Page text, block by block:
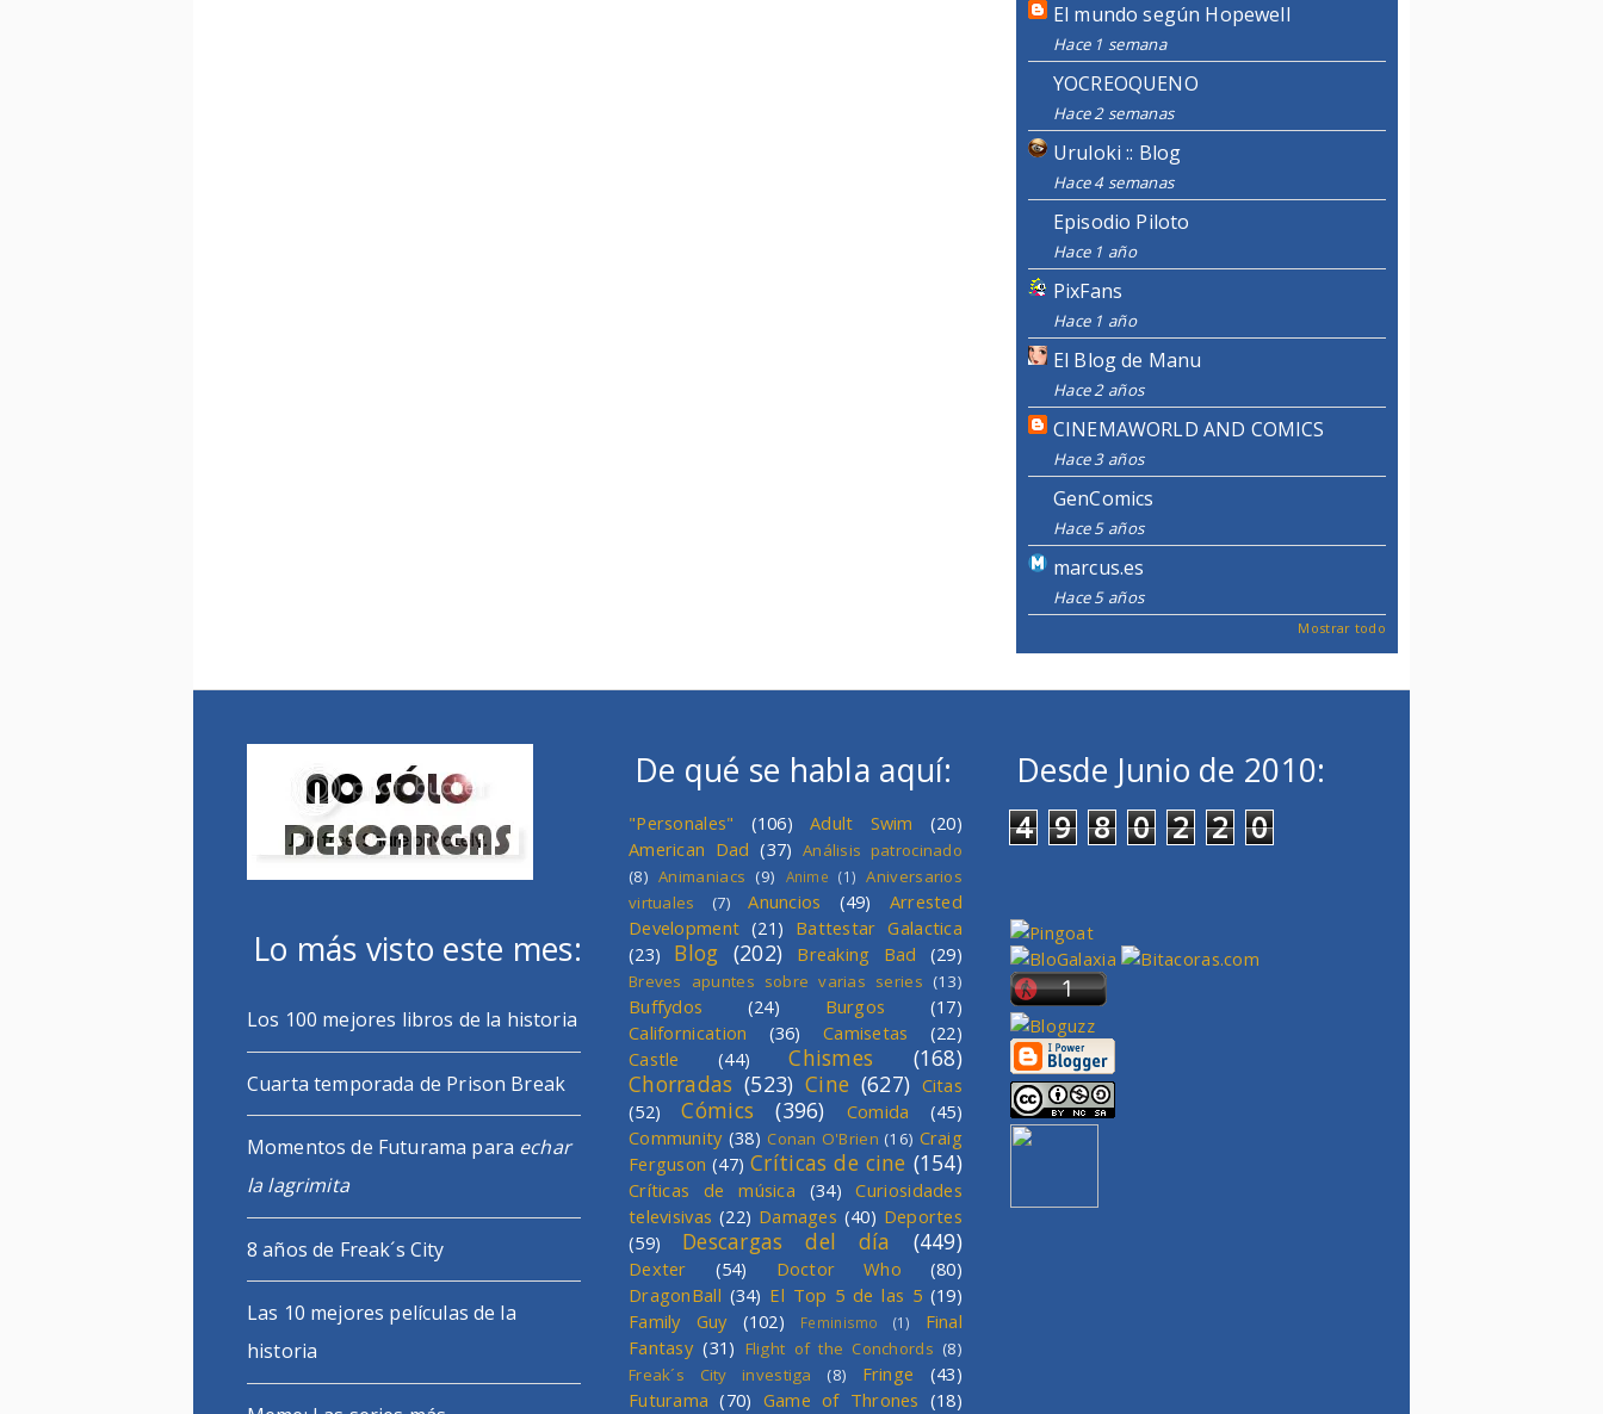
El mundo según Hopewell
Hace 1 semana
YOCREOQUENO
Hace 2 semanas
Uruloki :: Blog
Hace 4 semanas
Episodio Piloto
Hace 1 año
PixFans
Hace 1 año
El Blog de Manu
Hace 2 años
CINEMAWORLD AND COMICS
Hace 3 años
GenComics
Hace 5 años
marcus.es
Hace 5 años
Mostrar todo
Lo más visto este mes:
Los 100 mejores libros de la historia
Cuarta temporada de Prison Break
Momentos de Futurama para echar
la lagrimita
8 años de Freak´s City
Las 10 mejores películas de la
historia
De qué se habla aquí:
"Personales" (106) Adult Swim
(20)
American Dad (37) Análisis patrocinado
(8) Animaniacs (9) Anime (1) Aniversarios
virtuales
(7) Anuncios (49)
Arrested
Development (21) Battestar Galactica
(23)
Blog (202) Breaking Bad (29)
Breves apuntes sobre varias series (13)
Buffydos (24) Burgos
(17)
Californication
(36) Camisetas
(22)
Castle
(44) Chismes
(168)
Chorradas (523) Cine (627) Citas
(52)
Cómics (396) Comida
(45)
Community (38) Conan O'Brien (16) Craig
Ferguson (47) Críticas de cine (154)
Críticas de música (34)
Curiosidades
televisivas (22) Damages (40) Deportes
(59)
Descargas del día (449)
Dexter (54) Doctor Who
(80)
DragonBall (34) El Top 5 de las 5 (19)
Family Guy
(102) Feminismo (1)
Final
Fantasy (31) Flight of the Conchords (8)
Freak´s City investiga
(8) Fringe
(43)
Futurama (70) Game of Thrones (18)
Desde Junio de 2010:
4 9 8 0 2 2 0